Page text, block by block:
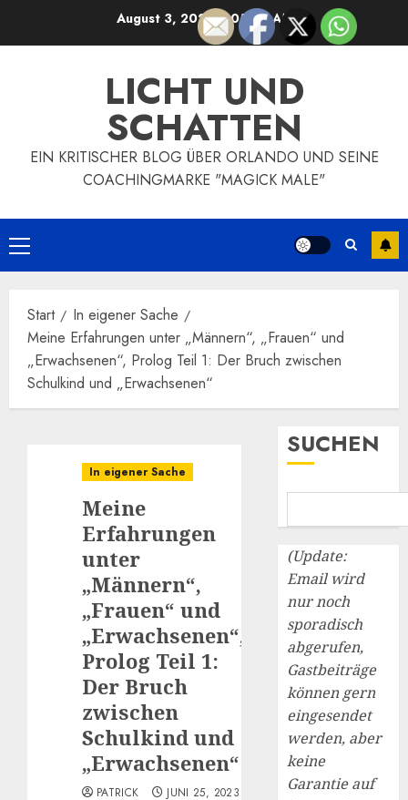
August 3, 20263:05:06 AM
LICHT UND
SCHATTEN
EIN KRITISCHER BLOG ÜBER ORLANDO UND SEINE
COACHINGMARKE "MAGICK MALE"
Primäres
Menü
Start
In eigener Sache
Meine Erfahrungen unter „Männern“, „Frauen“ und
„Erwachsenen“, Prolog Teil 1: Der Bruch zwischen
Schulkind und „Erwachsenen“
In eigener Sache
Meine
Erfahrungen
unter
„Männern“,
„Frauen“ und
„Erwachsenen“,
Prolog Teil 1:
Der Bruch
zwischen
Schulkind und
„Erwachsenen“
PATRICK
JUNI 25, 2023
SUCHEN
(Update:
Email wird
nur noch
sporadisch
abgerufen,
Gastbeiträge
können gern
eingesendet
werden, aber
keine
Garantie auf